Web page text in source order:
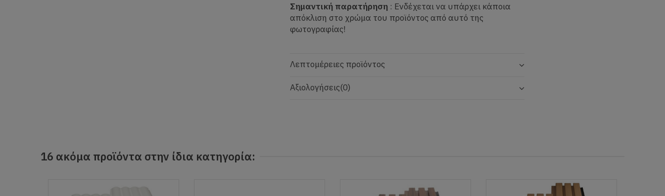
Σημαντική παρατήρηση : Ενδέχεται να υπάρχει κάποια
απόκλιση στο χρώμα του προϊόντος από αυτό της
φωτογραφίας!
Λεπτομέρειες προϊόντος
Αξιολογήσεις(0)
16 ακόμα προϊόντα στην ίδια κατηγορία: